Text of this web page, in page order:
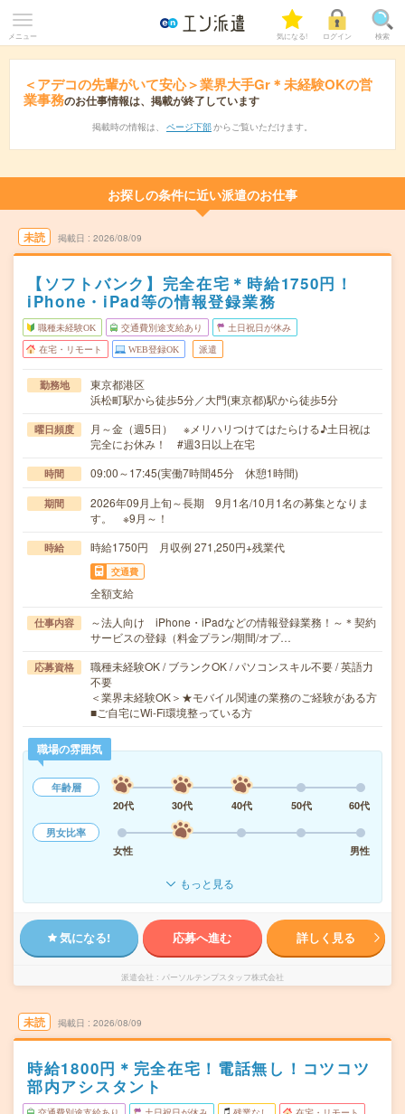
メニュー 気になる! ログイン 検索
＜アデコの先輩がいて安心＞業界大手Gr＊未経験OKの営
業事務のお仕事情報は、掲載が終了しています
掲載時の情報は、 ページ下部 からご覧いただけます。
お探しの条件に近い派遣のお仕事
未読 掲載日 2026/08/09
【ソフトバンク】完全在宅＊時給1750円！
iPhone・iPad等の情報登録業務
職種未経験OK 交通費別途支給あり 土日祝日が休み
在宅・リモート WEB登録OK 派遣
勤務地
東京都港区
浜松町駅から徒歩5分／大門(東京都)駅から徒歩5分
曜日頻度
月～金（週5日） ※メリハリつけてはたらける♪土日祝は
完全にお休み！ #週3日以上在宅
時間 09:00～17:45(実働7時間45分 休憩1時間)
期間
2026年09月上旬～長期 9月1名/10月1名の募集となりま
す。 ※9月～！
時給 時給1750円 月収例 271,250円+残業代
交通費
全額支給
仕事内容
～法人向け iPhone・iPadなどの情報登録業務！～＊契約
サービスの登録（料金プラン/期間/オプ…
応募資格
職種未経験OK / ブランクOK / パソコンスキル不要 / 英語力
不要
＜業界未経験OK＞★モバイル関連の業務のご経験がある方
■ご自宅にWi-Fi環境整っている方
職場の雰囲気
年齢層
20代
30代 40代 50代
60代
男女比率
女性
男性
もっと見る
気になる! 応募へ進む 詳しく見る
派遣会社 パーソルテンプスタッフ株式会社
未読 掲載日 2026/08/09
時給1800円＊完全在宅！電話無し！コツコツ
部内アシスタント
交通費別途支給あり 土日祝日が休み 残業なし 在宅・リモート